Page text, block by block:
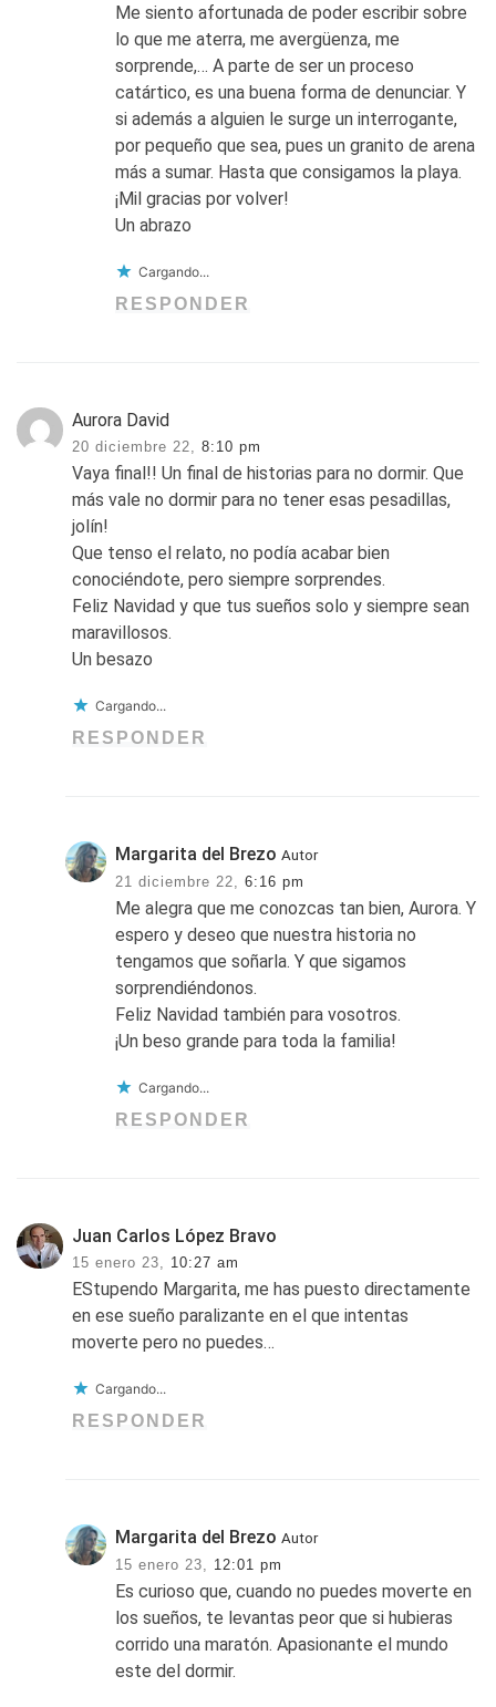
Me siento afortunada de poder escribir sobre
lo que me aterra, me avergüenza, me
sorprende,… A parte de ser un proceso
catártico, es una buena forma de denunciar. Y
si además a alguien le surge un interrogante,
por pequeño que sea, pues un granito de arena
más a sumar. Hasta que consigamos la playa.
¡Mil gracias por volver!
Un abrazo
Cargando...
RESPONDER
Aurora David
20 diciembre 22, 8:10 pm
Vaya final!! Un final de historias para no dormir. Que
más vale no dormir para no tener esas pesadillas,
jolín!
Que tenso el relato, no podía acabar bien
conociéndote, pero siempre sorprendes.
Feliz Navidad y que tus sueños solo y siempre sean
maravillosos.
Un besazo
Cargando...
RESPONDER
Margarita del Brezo Autor
21 diciembre 22,
6:16 pm
Me alegra que me conozcas tan bien, Aurora. Y
espero y deseo que nuestra historia no
tengamos que soñarla. Y que sigamos
sorprendiéndonos.
Feliz Navidad también para vosotros.
¡Un beso grande para toda la familia!
Cargando...
RESPONDER
Juan Carlos López Bravo
15 enero 23, 10:27 am
EStupendo Margarita, me has puesto directamente
en ese sueño paralizante en el que intentas
moverte pero no puedes…
Cargando...
RESPONDER
Margarita del Brezo Autor
15 enero 23,
12:01 pm
Es curioso que, cuando no puedes moverte en
los sueños, te levantas peor que si hubieras
corrido una maratón. Apasionante el mundo
este del dormir.